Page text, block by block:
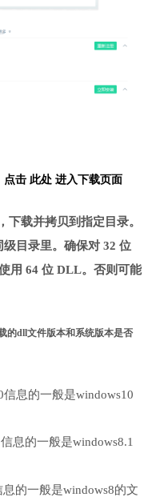
点击 此处 进入下载页面
下载并拷贝到指定目录。
目录里。确保对 32 位
用 64 位 DLL。否则可能
的dll文件版本和系统版本是否
息的一般是windows10
息的一般是windows8.1
的一般是windows8的文